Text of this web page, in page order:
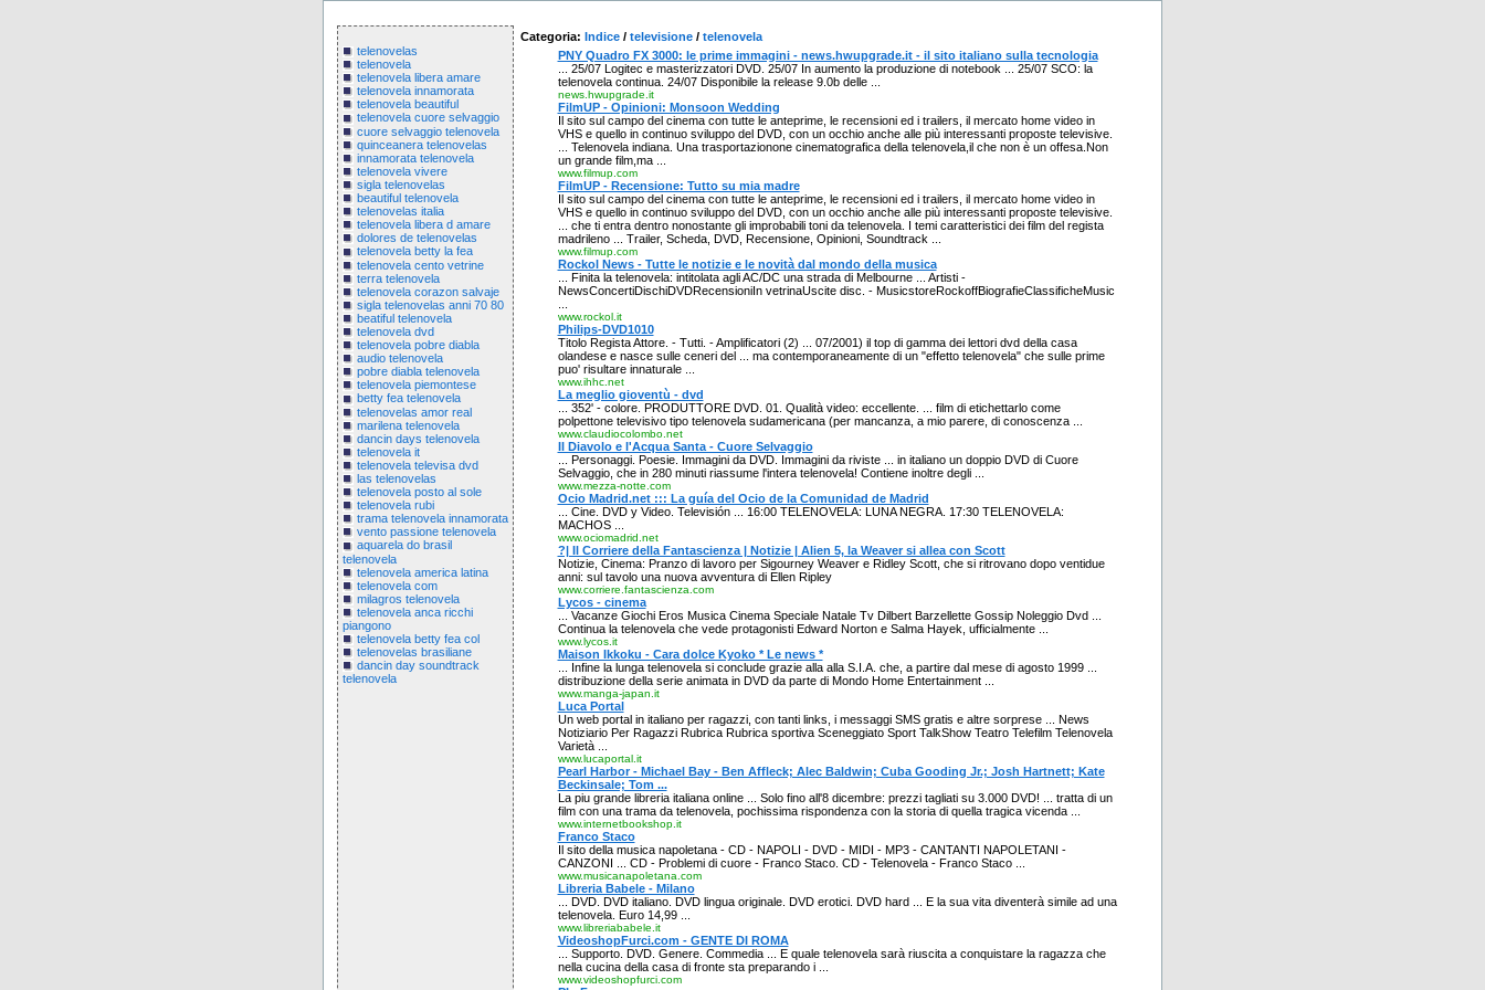
telenovelas
telenovela
telenovela libera amare
telenovela innamorata
telenovela beautiful
telenovela cuore selvaggio
cuore selvaggio telenovela
quinceanera telenovelas
innamorata telenovela
telenovela vivere
sigla telenovelas
beautiful telenovela
telenovelas italia
telenovela libera d amare
dolores de telenovelas
telenovela betty la fea
telenovela cento vetrine
terra telenovela
telenovela corazon salvaje
sigla telenovelas anni 70 80
beatiful telenovela
telenovela dvd
telenovela pobre diabla
audio telenovela
pobre diabla telenovela
telenovela piemontese
betty fea telenovela
telenovelas amor real
marilena telenovela
dancin days telenovela
telenovela it
telenovela televisa dvd
las telenovelas
telenovela posto al sole
telenovela rubi
trama telenovela innamorata
vento passione telenovela
aquarela do brasil
telenovela
telenovela america latina
telenovela com
milagros telenovela
telenovela anca ricchi
piangono
telenovela betty fea col
telenovelas brasiliane
dancin day soundtrack
telenovela
Categoria: Indice / televisione / telenovela
PNY Quadro FX 3000: le prime immagini - news.hwupgrade.it - il sito italiano sulla tecnologia
... 25/07 Logitec e masterizzatori DVD. 25/07 In aumento la produzione di notebook ... 25/07 SCO: la
telenovela continua. 24/07 Disponibile la release 9.0b delle ...
news.hwupgrade.it
FilmUP - Opinioni: Monsoon Wedding
Il sito sul campo del cinema con tutte le anteprime, le recensioni ed i trailers, il mercato home video in
VHS e quello in continuo sviluppo del DVD, con un occhio anche alle più interessanti proposte televisive.
... Telenovela indiana. Una trasportazionone cinematografica della telenovela,il che non è un offesa.Non
un grande film,ma ...
www.filmup.com
FilmUP - Recensione: Tutto su mia madre
Il sito sul campo del cinema con tutte le anteprime, le recensioni ed i trailers, il mercato home video in
VHS e quello in continuo sviluppo del DVD, con un occhio anche alle più interessanti proposte televisive.
... che ti entra dentro nonostante gli improbabili toni da telenovela. I temi caratteristici dei film del regista
madrileno ... Trailer, Scheda, DVD, Recensione, Opinioni, Soundtrack ...
www.filmup.com
Rockol News - Tutte le notizie e le novità dal mondo della musica
... Finita la telenovela: intitolata agli AC/DC una strada di Melbourne ... Artisti -
NewsConcertiDischiDVDRecensioniIn vetrinaUscite disc. - MusicstoreRockoffBiografieClassificheMusic
www.rockol.it
Philips-DVD1010
Titolo Regista Attore. - Tutti. - Amplificatori (2) ... 07/2001) il top di gamma dei lettori dvd della casa
olandese e nasce sulle ceneri del ... ma contemporaneamente di un "effetto telenovela" che sulle prime
puo' risultare innaturale ...
www.ihhc.net
La meglio gioventù - dvd
... 352' - colore. PRODUTTORE DVD. 01. Qualità video: eccellente. ... film di etichettarlo come
polpettone televisivo tipo telenovela sudamericana (per mancanza, a mio parere, di conoscenza ...
www.claudiocolombo.net
Il Diavolo e l'Acqua Santa - Cuore Selvaggio
... Personaggi. Poesie. Immagini da DVD. Immagini da riviste ... in italiano un doppio DVD di Cuore
Selvaggio, che in 280 minuti riassume l'intera telenovela! Contiene inoltre degli ...
www.mezza-notte.com
Ocio Madrid.net ::: La guía del Ocio de la Comunidad de Madrid
... Cine. DVD y Video. Televisión ... 16:00 TELENOVELA: LUNA NEGRA. 17:30 TELENOVELA:
MACHOS ...
www.ociomadrid.net
?| Il Corriere della Fantascienza | Notizie | Alien 5, la Weaver si allea con Scott
Notizie, Cinema: Pranzo di lavoro per Sigourney Weaver e Ridley Scott, che si ritrovano dopo ventidue
anni: sul tavolo una nuova avventura di Ellen Ripley
www.corriere.fantascienza.com
Lycos - cinema
... Vacanze Giochi Eros Musica Cinema Speciale Natale Tv Dilbert Barzellette Gossip Noleggio Dvd ...
Continua la telenovela che vede protagonisti Edward Norton e Salma Hayek, ufficialmente ...
www.lycos.it
Maison Ikkoku - Cara dolce Kyoko * Le news *
... Infine la lunga telenovela si conclude grazie alla alla S.I.A. che, a partire dal mese di agosto 1999 ...
distribuzione della serie animata in DVD da parte di Mondo Home Entertainment ...
www.manga-japan.it
Luca Portal
Un web portal in italiano per ragazzi, con tanti links, i messaggi SMS gratis e altre sorprese ... News
Notiziario Per Ragazzi Rubrica Rubrica sportiva Sceneggiato Sport TalkShow Teatro Telefilm Telenovela
Varietà ...
www.lucaportal.it
Pearl Harbor - Michael Bay - Ben Affleck; Alec Baldwin; Cuba Gooding Jr.; Josh Hartnett; Kate
Beckinsale; Tom ...
La piu grande libreria italiana online ... Solo fino all'8 dicembre: prezzi tagliati su 3.000 DVD! ... tratta di un
film con una trama da telenovela, pochissima rispondenza con la storia di quella tragica vicenda ...
www.internetbookshop.it
Franco Staco
Il sito della musica napoletana - CD - NAPOLI - DVD - MIDI - MP3 - CANTANTI NAPOLETANI -
CANZONI ... CD - Problemi di cuore - Franco Staco. CD - Telenovela - Franco Staco ...
www.musicanapoletana.com
Libreria Babele - Milano
... DVD. DVD italiano. DVD lingua originale. DVD erotici. DVD hard ... E la sua vita diventerà simile ad una
telenovela. Euro 14,99 ...
www.libreriababele.it
VideoshopFurci.com - GENTE DI ROMA
... Supporto. DVD. Genere. Commedia ... E quale telenovela sarà riuscita a conquistare la ragazza che
nella cucina della casa di fronte sta preparando i ...
www.videoshopfurci.com